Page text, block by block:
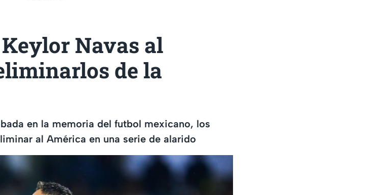
Navas al
de la
en la memoria del futbol mexicano, los
al América en una serie de alarido